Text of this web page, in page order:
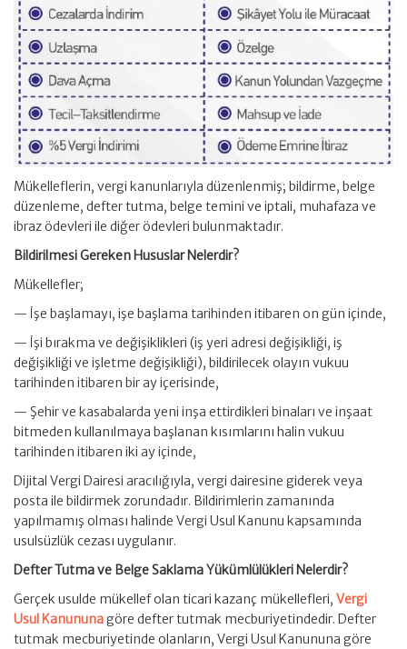
Mükelleflerin, vergi kanunlarıyla düzenlenmiş; bildirme, belge
düzenleme, defter tutma, belge temini ve iptali, muhafaza ve
ibraz ödevleri ile diğer ödevleri bulunmaktadır.
Bildirilmesi Gereken Hususlar Nelerdir?
Mükellefler;
— İşe başlamayı, işe başlama tarihinden itibaren on gün içinde,
— İşi bırakma ve değişiklikleri (iş yeri adresi değişikliği, iş
değişikliği ve işletme değişikliği), bildirilecek olayın vukuu
tarihinden itibaren bir ay içerisinde,
— Şehir ve kasabalarda yeni inşa ettirdikleri binaları ve inşaat
bitmeden kullanılmaya başlanan kısımlarını halin vukuu
tarihinden itibaren iki ay içinde,
Dijital Vergi Dairesi aracılığıyla, vergi dairesine giderek veya
posta ile bildirmek zorundadır. Bildirimlerin zamanında
yapılmamış olması halinde Vergi Usul Kanunu kapsamında
usulsüzlük cezası uygulanır.
Defter Tutma ve Belge Saklama Yükümlülükleri Nelerdir?
Gerçek usulde mükellef olan ticari kazanç mükellefleri, Vergi
Usul Kanununagöre defter tutmak mecburiyetindedir. Defter
tutmak mecburiyetinde olanların, Vergi Usul Kanununa göre